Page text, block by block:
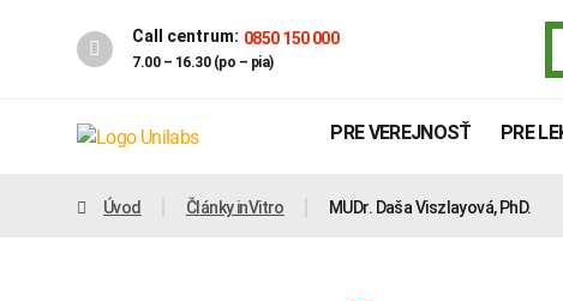
Call centrum: 0850 150 000
7.00 – 16.30 (po – pia)
PRE VEREJNOSŤ PRE
Úvod Články inVitro MUDr. Daša Viszlayová, PhD.